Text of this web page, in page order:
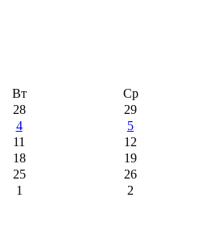
Вт
Ср
28
29
4
5
11
12
18
19
25
26
1 2